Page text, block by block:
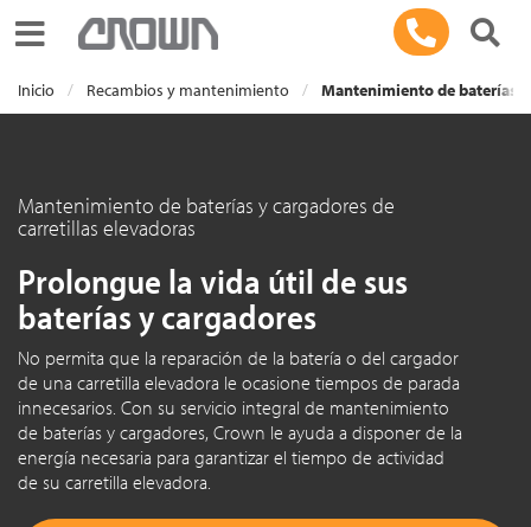
Toggle navigation
Inicio Recambios y mantenimiento Mantenimiento de baterías
Mantenimiento de baterías y cargadores de
carretillas elevadoras
Prolongue la vida útil de sus
baterías y cargadores
No permita que la reparación de la batería o del cargador
de una carretilla elevadora le ocasione tiempos de parada
innecesarios. Con su servicio integral de mantenimiento
de baterías y cargadores, Crown le ayuda a disponer de la
energía necesaria para garantizar el tiempo de actividad
de su carretilla elevadora.